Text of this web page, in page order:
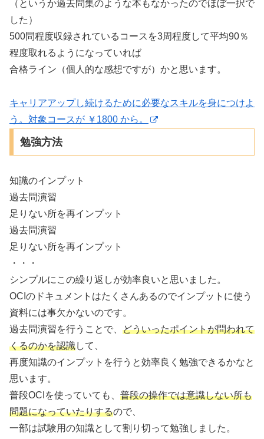
（というか過去問集のような本もなかったのでほぼ一択で
した）
500問程度収録されているコースを3周程度して平均90％
程度取れるようになっていれば
合格ライン（個人的な感想ですが）かと思います。
キャリアアップし続けるために必要なスキルを身につけよ
う。対象コースが ￥1800 から。
勉強方法
知識のインプット
過去問演習
足りない所を再インプット
過去問演習
足りない所を再インプット
・・・
シンプルにこの繰り返しが効率良いと思いました。
OCIのドキュメントはたくさんあるのでインプットに使う
資料には事欠かないのです。
過去問演習を行うことで、 どういったポイントが問われて
くるのかを認識して、
再度知識のインプットを行うと効率良く勉強できるかなと
思います。
普段OCIを使っていても、 普段の操作では意識しない所も
問題になっていたりするので、
一部は試験用の知識として割り切って勉強しました。